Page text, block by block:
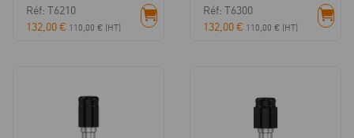
Réf: T6210
132,00€ 110,00 € (HT)
Réf: T6300
132,00€ 110,00 € (HT)